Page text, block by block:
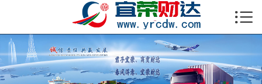
 首页
公司简介
物流新闻
